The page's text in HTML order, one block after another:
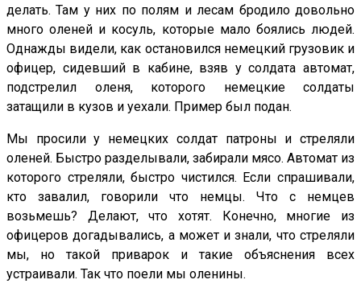
делать. Там у них по полям и лесам бродило довольно
много оленей и косуль, которые мало боялись людей.
Однажды видели, как остановился немецкий грузовик и
офицер, сидевший в кабине, взяв у солдата автомат,
подстрелил оленя, которого немецкие солдаты
затащили в кузов и уехали. Пример был подан.
Мы просили у немецких солдат патроны и стреляли
оленей. Быстро разделывали, забирали мясо. Автомат из
которого стреляли, быстро чистился. Если спрашивали,
кто завалил, говорили что немцы. Что с немцев
возьмешь? Делают, что хотят. Конечно, многие из
офицеров догадывались, а может и знали, что стреляли
мы, но такой приварок и такие объяснения всех
устраивали. Так что поели мы оленины.